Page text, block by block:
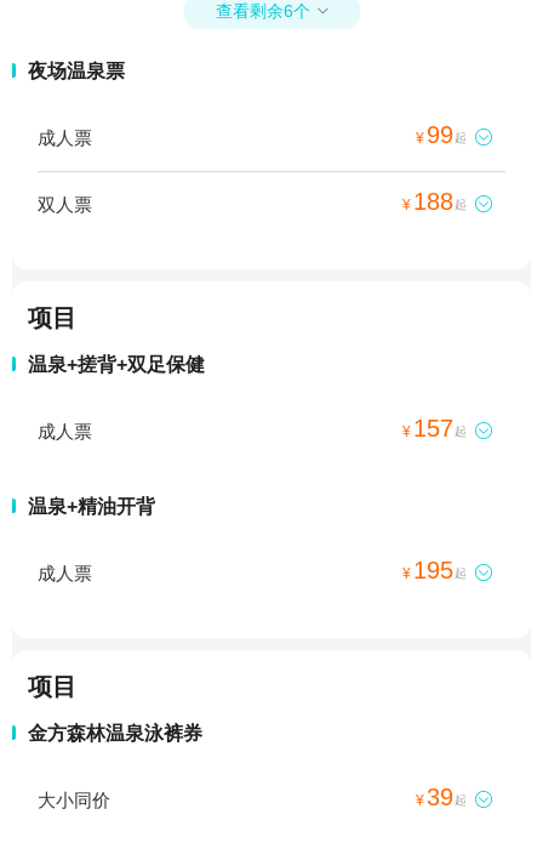
查看剩余6个 
夜场温泉票
成人票 ¥ 99起 
双人票 ¥ 188起 
项目
温泉+搓背+双足保健
成人票 ¥ 157起 
温泉+精油开背
成人票 ¥ 195起 
项目
金方森林温泉泳裤券
大小同价 ¥39起 